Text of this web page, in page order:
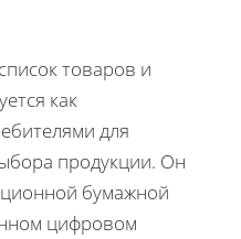
товаров и
как
для
продукции. Он
бумажной
цифровом